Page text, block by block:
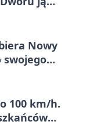
Nowy
swojego
100 km/h.